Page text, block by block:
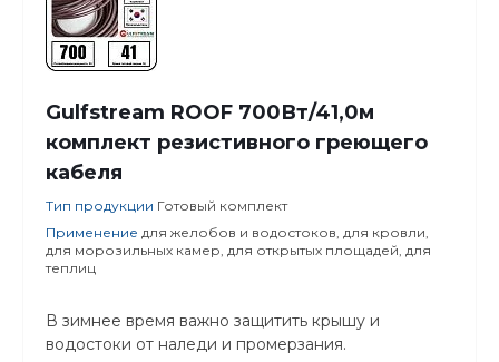
Gulfstream ROOF 700Вт/41,0м
комплект резистивного греющего
кабеля
Тип продукции Готовый комплект
Применение для желобов и водостоков, для кровли,
для морозильных камер, для открытых площадей, для
теплиц
В зимнее время важно защитить крышу и
водостоки от наледи и промерзания.